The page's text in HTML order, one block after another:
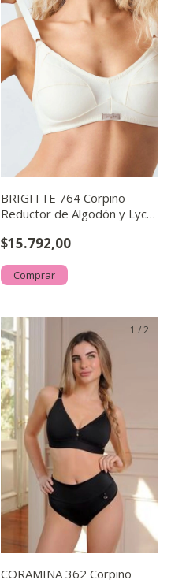
BRIGITTE 764 Corpiño
Reductor de Algodón y Lycra
$15.792,00
Comprar
1 /2
CORAMINA 362 Corpiño